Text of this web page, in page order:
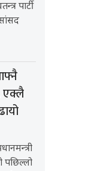
पार्टी
एक्लै
पछिल्लो